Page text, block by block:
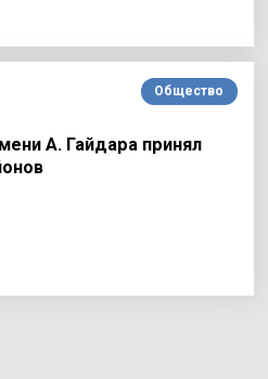
Общество
А. Гайдара принял